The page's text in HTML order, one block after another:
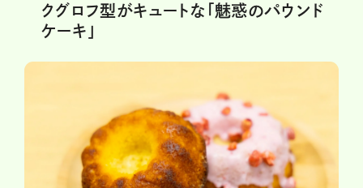
クグロフ型がキュートな「魅惑のパウンド
ケーキ」